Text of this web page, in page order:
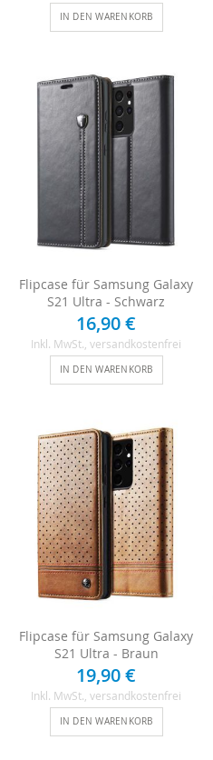
IN DEN WARENKORB
Flipcase für Samsung Galaxy
S21 Ultra - Schwarz
16,90 €
Inkl. MwSt. , versandkostenfrei
IN DEN WARENKORB
Flipcase für Samsung Galaxy
S21 Ultra - Braun
19,90 €
Inkl. MwSt. , versandkostenfrei
IN DEN WARENKORB